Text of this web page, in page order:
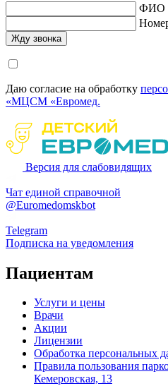
ФИО
Даю согласие на обработку
«МЦСМ «Евромед.
Версия для слабовидящих
Чат единой справочной
@Euromedomskbot
Telegram
Подписка на уведомления
Пациентам
Услуги и цены
Врачи
Акции
Лицензии
Обработка персональных
Правила пользования
Кемеровская, 13